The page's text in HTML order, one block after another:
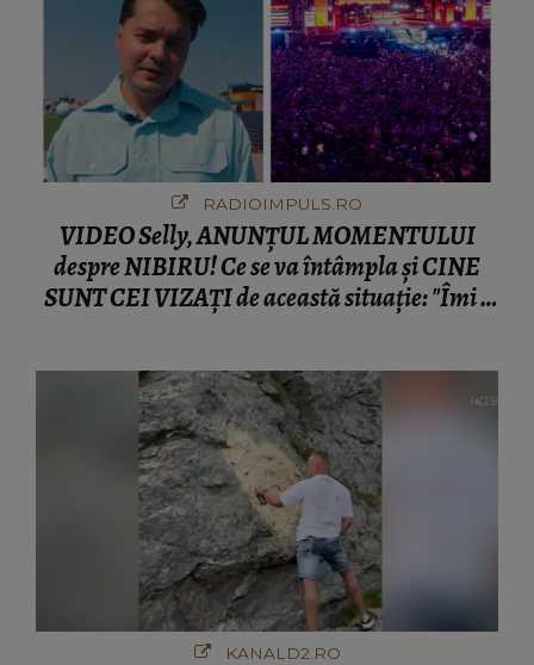
RADIOIMPULS.RO
VIDEO Selly, ANUNȚUL MOMENTULUI
despre NIBIRU! Ce se va întâmpla și CINE
SUNT CEI VIZAȚI de această situație: "Îmi e
KANALD2.RO